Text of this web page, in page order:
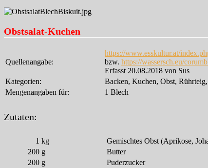
Obstsalat-Kuchen
Quellenangabe:
https://www.esskultur.at/
bzw. https://wassersch.eu/
Erfasst 20.08.2018 von Sus
Kategorien:
Backen, Kuchen, Obst,
Mengenangaben für:
1 Blech
Zutaten:
1 kg
Gemischtes Obst (Aprikose,
200 g
Butter
200 g
Puderzucker